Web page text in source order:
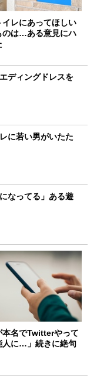
イレにあってほしい
のは…ある意見にハ
ディングドレスを
に若い男がいたた
なってる」ある遊
本名でTwitterやって
人に…」続きに絶句